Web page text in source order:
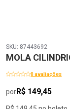
SKU: 87443692
MOLA
0 avaliações
porR$ 149,45